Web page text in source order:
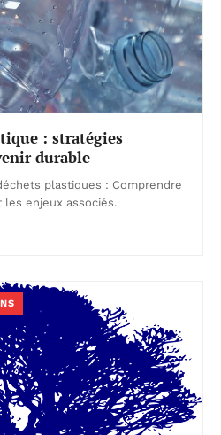
: stratégies
durable
plastiques : Comprendre
les enjeux associés.